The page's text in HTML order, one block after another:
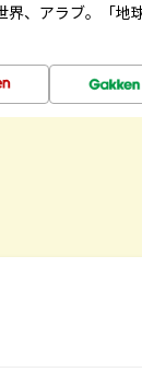
、アラブ。「地